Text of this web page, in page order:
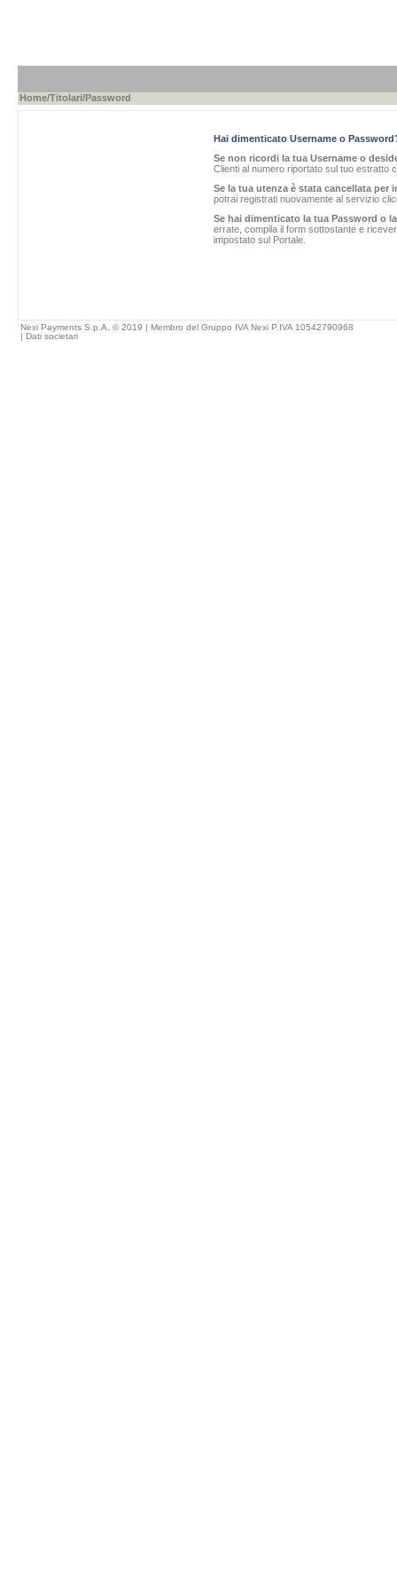
Home/Titolari/Password
Hai dimenticato Username o
Se non ricordi la tua Username o
Clienti al numero riportato sul tuo estratto
Se la tua utenza è stata cancellata per
potrai registrati nuovamente al servizio
Se hai dimenticato la tua Password o
errate, compila il form sottostante e
impostato sul Portale.
Nexi Payments S.p.A. © 2019 | Membro del Gruppo IVA Nexi P.IVA 10542790968
| Dati societari